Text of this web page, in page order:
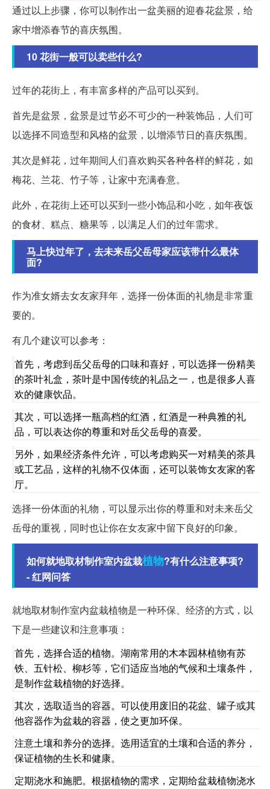
通过以上步骤，你可以制作出一盆美丽的迎春花盆景，给
家中增添春节的喜庆氛围。
10 花街一般可以卖些什么?
过年的花街上，有丰富多样的产品可以买到。
首先是盆景，盆景是过节必不可少的一种装饰品，人们可
以选择不同造型和风格的盆景，以增添节日的喜庆氛围。
其次是鲜花，过年期间人们喜欢购买各种各样的鲜花，如
梅花、兰花、竹子等，让家中充满春意。
此外，在花街上还可以买到一些小饰品和小吃，如年夜饭
的食材、糕点、糖果等，以满足人们的过年需求。
马上快过年了，去未来岳父岳母家应该带什么最体
面?
作为准女婿去女友家拜年，选择一份体面的礼物是非常重
要的。
有几个建议可以参考：
首先，考虑到岳父岳母的口味和喜好，可以选择一份精美
的茶叶礼盒，茶叶是中国传统的礼品之一，也是很多人喜
欢的健康饮品。
其次，可以选择一瓶高档的红酒，红酒是一种典雅的礼
品，可以表达你的尊重和对岳父岳母的喜爱。
另外，如果经济条件允许，可以考虑购买一对精美的茶具
或工艺品，这样的礼物不仅体面，还可以装饰女友家的客
厅。
选择一份体面的礼物，可以显示出你的尊重和对未来岳父
岳母的重视，同时也让你在女友家中留下良好的印象。
如何就地取材制作室内盆栽植物?有什么注意事项?
- 红网问答
就地取材制作室内盆栽植物是一种环保、经济的方式，以
下是一些建议和注意事项：
首先，选择合适的植物。湖南常用的木本园林植物有苏
铁、五针松、柳杉等，它们适应当地的气候和土壤条件，
是制作盆栽植物的好选择。
其次，选取适当的容器。可以使用废旧的花盆、罐子或其
他容器作为盆栽的容器，使之更加环保。
注意土壤和养分的选择。选用适宜的土壤和合适的养分，
保证植物的生长和健康。
定期浇水和施肥。根据植物的需求，定期给盆栽植物浇水